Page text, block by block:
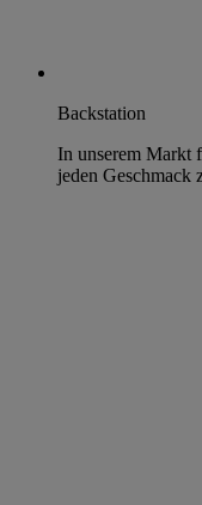
Backstation
In unserem Markt
jeden Geschmack